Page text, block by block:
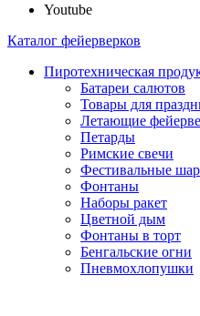
Youtube
Каталог фейерверков
Пиротехническая
Батареи салютов
Товары для
Летающие
Петарды
Римские свечи
Фестивальные
Фонтаны
Наборы ракет
Цветной дым
Фонтаны в торт
Бенгальские огни
Пневмохлопушки